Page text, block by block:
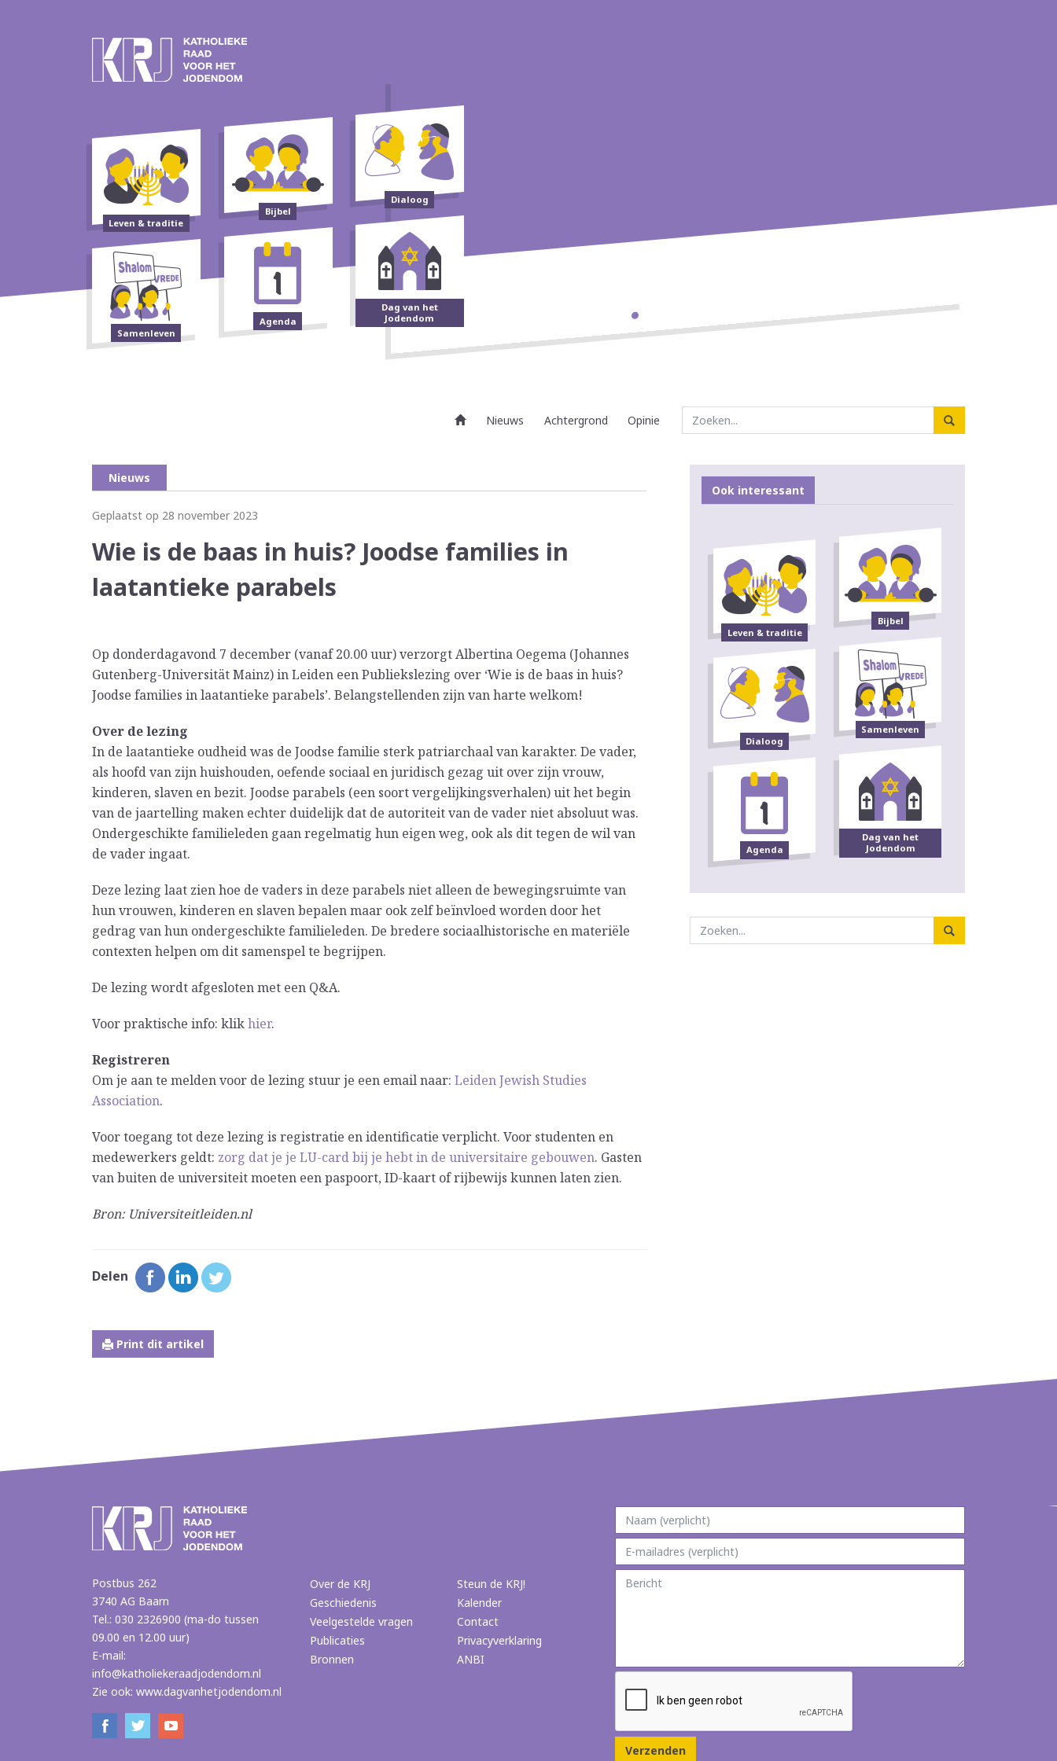
Leven & traditie
Bijbel
Dialoog
Samenleven
Agenda
Dag van het
Jodendom
Nieuws Achtergrond Opinie
Nieuws
Geplaatst op 28 november 2023
Wie is de baas in huis? Joodse families in
laatantieke parabels
Op donderdagavond 7 december (vanaf 20.00 uur) verzorgt Albertina Oegema (Johannes
Gutenberg-Universität Mainz) in Leiden een Publiekslezing over ‘Wie is de baas in huis?
Joodse families in laatantieke parabels’. Belangstellenden zijn van harte welkom!
Over de lezing
In de laatantieke oudheid was de Joodse familie sterk patriarchaal van karakter. De vader,
als hoofd van zijn huishouden, oefende sociaal en juridisch gezag uit over zijn vrouw,
kinderen, slaven en bezit. Joodse parabels (een soort vergelijkingsverhalen) uit het begin
van de jaartelling maken echter duidelijk dat de autoriteit van de vader niet absoluut was.
Ondergeschikte familieleden gaan regelmatig hun eigen weg, ook als dit tegen de wil van
de vader ingaat.
Deze lezing laat zien hoe de vaders in deze parabels niet alleen de bewegingsruimte van
hun vrouwen, kinderen en slaven bepalen maar ook zelf beïnvloed worden door het
gedrag van hun ondergeschikte familieleden. De bredere sociaalhistorische en materiële
contexten helpen om dit samenspel te begrijpen.
De lezing wordt afgesloten met een Q&A.
Voor praktische info: klikhier.
Registreren
Om je aan te melden voor de lezing stuur je een email naar: Leiden Jewish Studies
Association.
Voor toegang tot deze lezing is registratie en identificatie verplicht. Voor studenten en
medewerkers geldt: zorg dat je je LU-card bij je hebt in de universitaire gebouwen. Gasten
van buiten de universiteit moeten een paspoort, ID-kaart of rijbewijs kunnen laten zien.
Bron: Universiteitleiden.nl
Delen
Print dit artikel
Ook interessant
Leven & traditie
Bijbel
Dialoog
Samenleven
Agenda
Dag van het
Jodendom
Postbus 262
3740 AG Baarn
Tel.: 030 2326900 (ma-do tussen
09.00 en 12.00 uur)
E-mail:
info@katholiekeraadjodendom.nl
Zie ook: www.dagvanhetjodendom.nl
Over de KRJ
Geschiedenis
Veelgestelde vragen
Publicaties
Bronnen
Steun de KRJ!
Kalender
Contact
Privacyverklaring
ANBI
Verzenden